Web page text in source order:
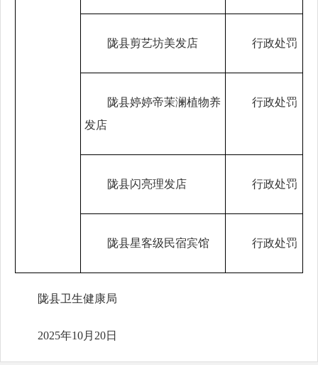
陇县剪艺坊美发店 行政处罚
陇县婷婷帝茉澜植物养
发店
行政处罚
陇县闪亮理发店 行政处罚
陇县星客级民宿宾馆 行政处罚
陇县卫生健康局
2025年10月20日